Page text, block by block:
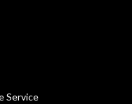
Service